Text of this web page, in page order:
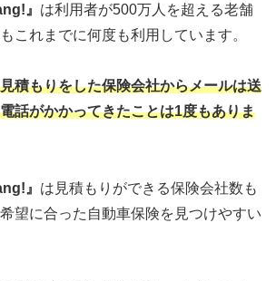
』 は利用者が500万人を超える老舗
これまでに何度も利用しています。
積もりをした保険会社からメールは送
話がかかってきたことは1度もありま
』 は見積もりができる保険会社数も
望に合った自動車保険を見つけやすい